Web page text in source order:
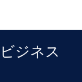
ジネス